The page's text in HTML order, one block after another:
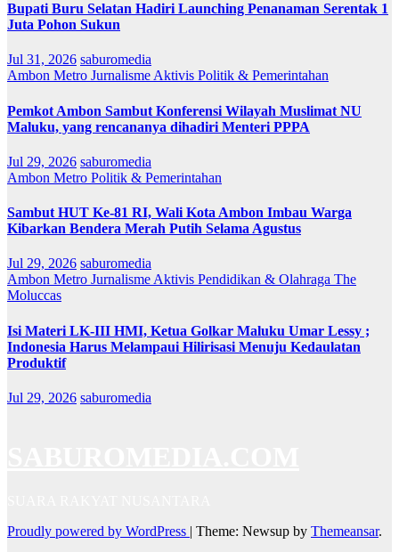
Bupati Buru Selatan Hadiri Launching Penanaman Serentak 1
Juta Pohon Sukun
Jul 31, 2026 saburomedia
Ambon Metro Jurnalisme Aktivis Politik & Pemerintahan
Pemkot Ambon Sambut Konferensi Wilayah Muslimat NU
Maluku, yang rencananya dihadiri Menteri PPPA
Jul 29, 2026 saburomedia
Ambon Metro Politik & Pemerintahan
Sambut HUT Ke-81 RI, Wali Kota Ambon Imbau Warga
Kibarkan Bendera Merah Putih Selama Agustus
Jul 29, 2026 saburomedia
Ambon Metro Jurnalisme Aktivis Pendidikan & Olahraga The
Moluccas
Isi Materi LK-III HMI, Ketua Golkar Maluku Umar Lessy ;
Indonesia Harus Melampaui Hilirisasi Menuju Kedaulatan
Produktif
Jul 29, 2026 saburomedia
Proudly powered by WordPress | Theme: Newsup by Themeansar.